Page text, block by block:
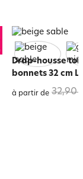
Drap-housse
bonnets 32 cm
à partir de 32,90